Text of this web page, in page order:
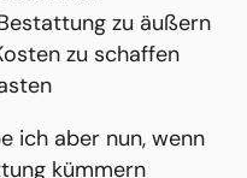
zu äußern
zu schaffen
ich aber nun, wenn
kümmern